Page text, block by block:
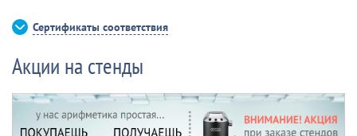
Сертификаты соответствия
Акции на стенды